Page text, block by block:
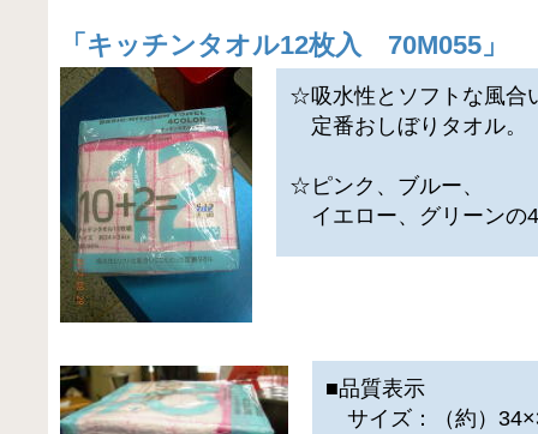
「 キッチンタオル12枚入 70M055 」
☆吸水性とソフトな風合
定番おしぼりタオル。
☆ピンク、ブルー、
イエロー、グリーンの
■品質表示
サイズ：（約）